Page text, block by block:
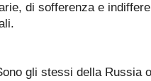
di sofferenza e
gli stessi della Russia